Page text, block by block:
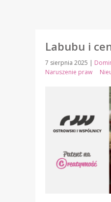
Labubu i
7 sierpnia 2025 |
Naruszenie praw